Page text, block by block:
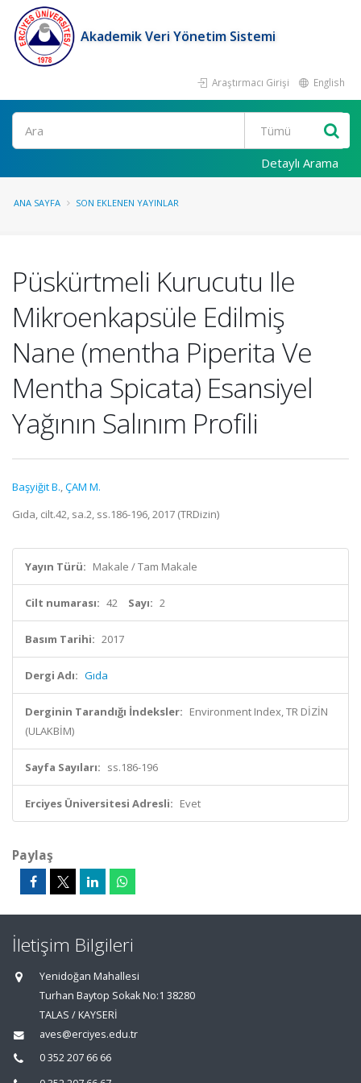
Akademik Veri Yönetim Sistemi
Araştırmacı Girişi English
Ara
Detaylı Arama
ANA SAYFA SON EKLENEN YAYINLAR
Püskürtmeli Kurucutu Ile
Mikroenkapsüle Edilmiş
Nane (mentha Piperita Ve
Mentha Spicata) Esansiyel
Yağının Salınım Profili
Başyiğit B.,ÇAM M.
Gıda, cilt.42, sa.2, ss.186-196, 2017 (TRDizin)
Yayın Türü: Makale / Tam Makale
Cilt numarası: 42 Sayı: 2
Basım Tarihi: 2017
Dergi Adı: Gıda
Derginin Tarandığı İndeksler: Environment Index, TR DİZİN
(ULAKBİM)
Sayfa Sayıları: ss.186-196
Erciyes Üniversitesi Adresli: Evet
Paylaş
İletişim Bilgileri
Yenidoğan Mahallesi
Turhan Baytop Sokak No:1 38280
TALAS / KAYSERİ
aves@erciyes.edu.tr
0 352 207 66 66